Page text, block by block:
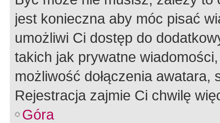
jest konieczna aby móc pisać
umożliwi Ci dostęp do
takich jak prywatne
możliwość dołączenia
Rejestracja zajmie Ci chwilę
Góra